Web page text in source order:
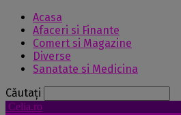
Acasa
Afaceri si Finante
Comert si Magazine
Diverse
Sanatate si Medicina
Căutați
Celia.ro